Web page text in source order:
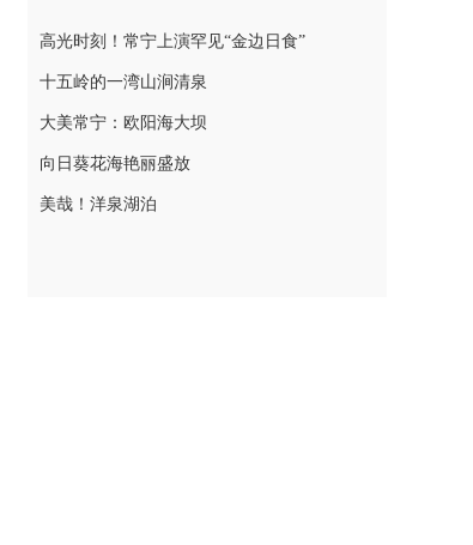
高光时刻！常宁上演罕见“金边日食”
十五岭的一湾山涧清泉
大美常宁：欧阳海大坝
向日葵花海艳丽盛放
美哉！洋泉湖泊